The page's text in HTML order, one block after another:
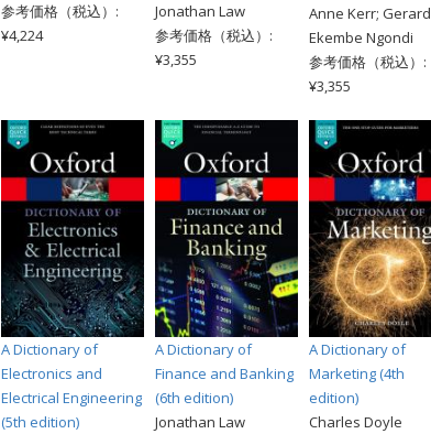
参考価格（税込）:
¥4,224
Jonathan Law
参考価格（税込）:
¥3,355
Anne Kerr; Gerard
Ekembe Ngondi
参考価格（税込）:
¥3,355
A Dictionary of
Electronics and
Electrical Engineering
(5th edition)
A Dictionary of
Finance and Banking
(6th edition)
Jonathan Law
A Dictionary of
Marketing (4th
edition)
Charles Doyle